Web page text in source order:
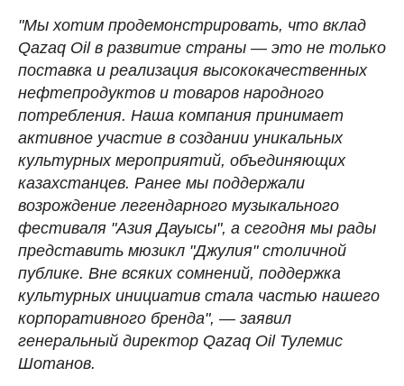
"Мы хотим продемонстрировать, что вклад
Qazaq Oil в развитие страны — это не только
поставка и реализация высококачественных
нефтепродуктов и товаров народного
потребления. Наша компания принимает
активное участие в создании уникальных
культурных мероприятий, объединяющих
казахстанцев. Ранее мы поддержали
возрождение легендарного музыкального
фестиваля "Азия Дауысы", а сегодня мы рады
представить мюзикл "Джулия" столичной
публике. Вне всяких сомнений, поддержка
культурных инициатив стала частью нашего
корпоративного бренда", — заявил
генеральный директор Qazaq Oil Тулемис
Шотанов.